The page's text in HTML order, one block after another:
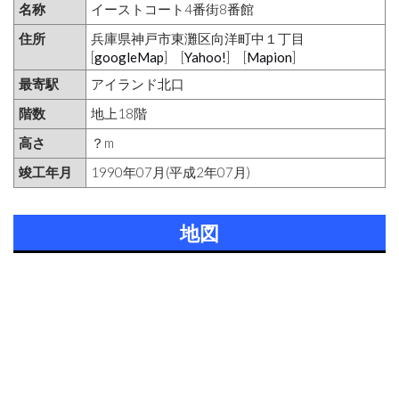
名称
イーストコート4番街8番館
住所
兵庫県神戸市東灘区向洋町中１丁目
[googleMap] [Yahoo!] [Mapion]
最寄駅
アイランド北口
階数
地上18階
高さ
？m
竣工年月
1990年07月(平成2年07月)
地図